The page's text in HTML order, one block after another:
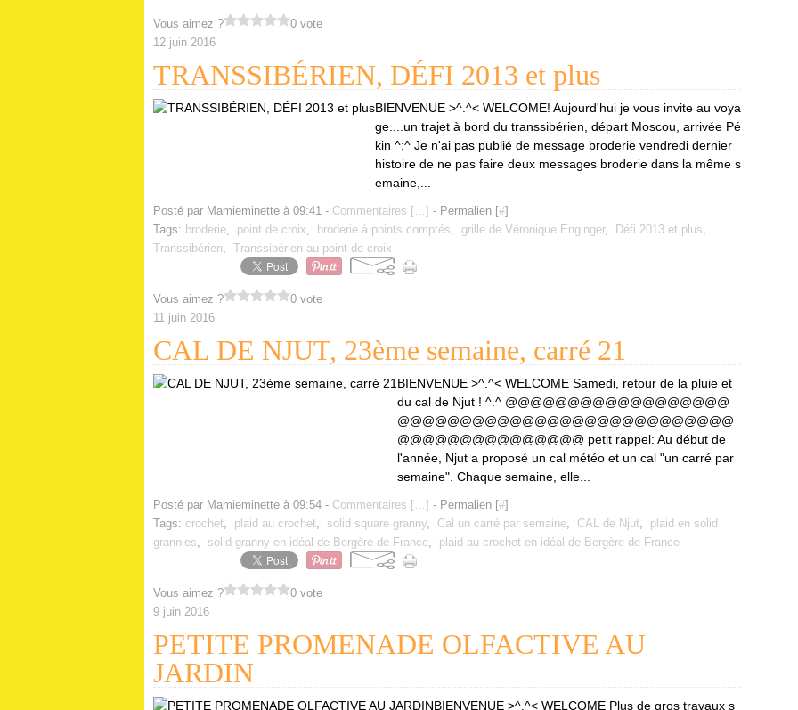
Vous aimez ?
0 vote
12 juin 2016
TRANSSIBÉRIEN, DÉFI 2013 et plus
BIENVENUE >^.^< WELCOME! Aujourd'hui je vous invite au voya
ge....un trajet à bord du transsibérien, départ Moscou, arrivée Pé
kin ^;^ Je n'ai pas publié de message broderie vendredi dernier
histoire de ne pas faire deux messages broderie dans la même s
emaine,...
Posté par Mamieminette à 09:41 - Commentaires [ …] - Permalien [#]
Tags: broderie, point de croix, broderie à points comptés, grille de Véronique Enginger, Défi 2013 et plus,
Transsibérien, Transsibérien au point de croix
Vous aimez ?
0 vote
11 juin 2016
CAL DE NJUT, 23ème semaine, carré 21
BIENVENUE >^.^< WELCOME Samedi, retour de la pluie et
du cal de Njut ! ^.^ @@@@@@@@@@@@@@@@@@
@@@@@@@@@@@@@@@@@@@@@@@@@@@
@@@@@@@@@@@@@@@ petit rappel: Au début de
l'année, Njut a proposé un cal météo et un cal "un carré par
semaine". Chaque semaine, elle...
Posté par Mamieminette à 09:54 - Commentaires [ …] - Permalien [#]
Tags: crochet, plaid au crochet, solid square granny, Cal un carré par semaine, CAL de Njut, plaid en solid
grannies, solid granny en idéal de Bergère de France, plaid au crochet en idéal de Bergère de France
Vous aimez ?
0 vote
9 juin 2016
PETITE PROMENADE OLFACTIVE AU
JARDIN
BIENVENUE >^.^< WELCOME Plus de gros travaux s